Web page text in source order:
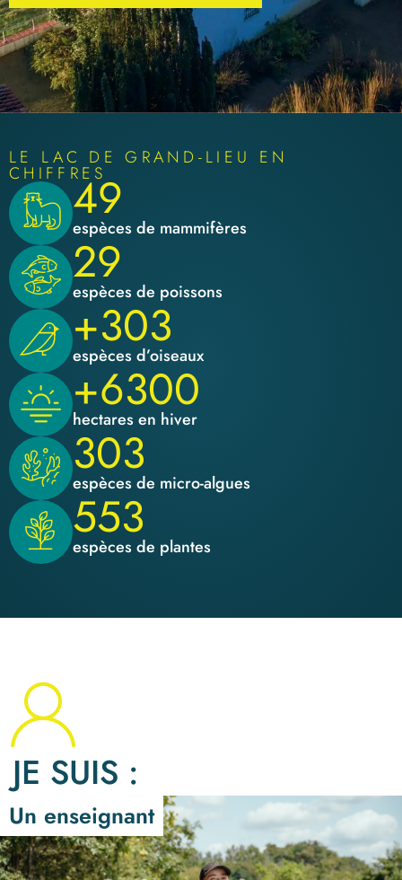
LE LAC DE GRAND-LIEU EN
CHIFFRES
49
espèces de mammifères
29
espèces de poissons
+303
espèces d’oiseaux
+6300
hectares en hiver
303
espèces de micro-algues
553
espèces de plantes
JE SUIS :
Un enseignant